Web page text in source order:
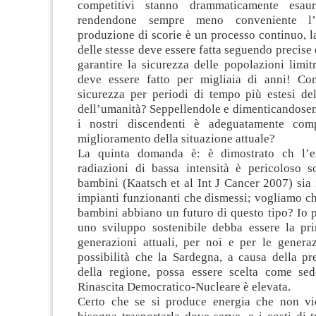
competitivi stanno drammaticamente
rendendone sempre meno conveniente
produzione di scorie è un processo continuo,
delle stesse deve essere fatta seguendo
garantire la sicurezza delle popolazioni
deve essere fatto per migliaia di anni!
sicurezza per periodi di tempo più estesi
dell’umanità? Seppellendole e
i nostri discendenti è adeguatamente
miglioramento della situazione attuale?
La quinta domanda è: è dimostrato ch
radiazioni di bassa intensità è pericoloso
bambini (Kaatsch et al Int J Cancer 2007)
impianti funzionanti che dismessi; vogliamo
bambini abbiano un futuro di questo tipo? Io
uno sviluppo sostenibile debba essere la
generazioni attuali, per noi e per le
possibilità che la Sardegna, a causa della
della regione, possa essere scelta come
Rinascita Democratico-Nucleare è elevata.
Certo che se si produce energia che non